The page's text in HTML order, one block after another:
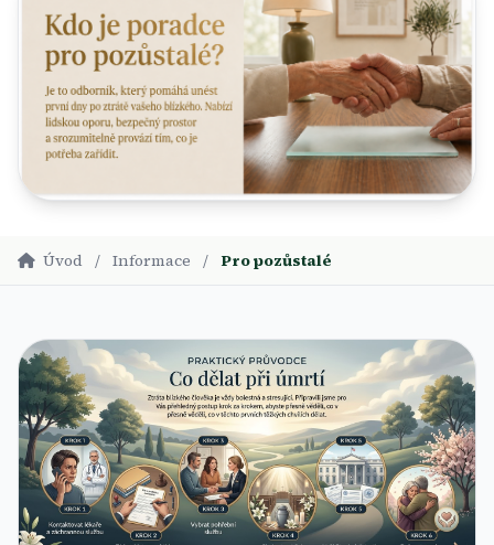
Úvod / Informace / Pro pozůstalé